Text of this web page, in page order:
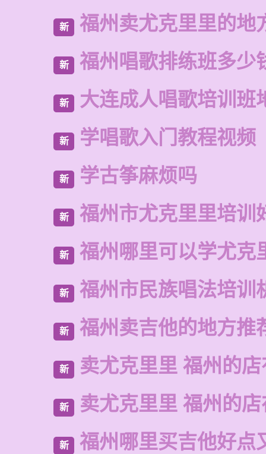
新 福州卖尤克里里的地
新 福州唱歌排练班多少
新 大连成人唱歌培训班
新 学唱歌入门教程视频
新 学古筝麻烦吗
新 福州市尤克里里培训
新 福州哪里可以学尤克
新 福州市民族唱法培训
新 福州卖吉他的地方推
新 卖尤克里里 福州的
新 卖尤克里里 福州的
新 福州哪里买吉他好点